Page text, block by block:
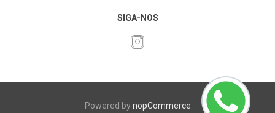
SIGA-NOS
Powered bynopCommerce